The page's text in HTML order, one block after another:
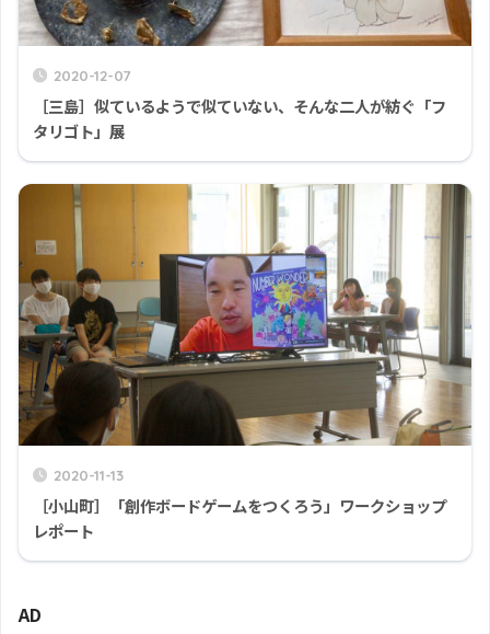
2020-12-07
［三島］似ているようで似ていない、そんな二人が紡ぐ「フ
タリゴト」展
2020-11-13
［小山町］「創作ボードゲームをつくろう」ワークショップ
レポート
AD